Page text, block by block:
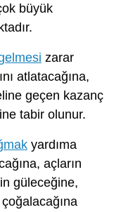
büyük
zarar
atlatacağına,
geçen kazanç
tabir olunur.
yardıma
açların
güleceğine,